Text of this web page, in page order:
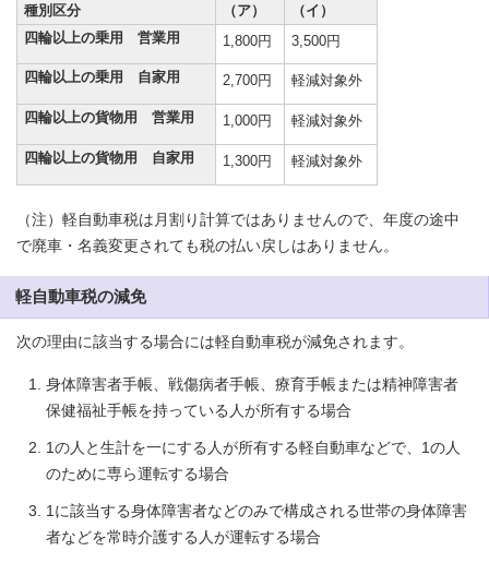
種別区分
（ア）
（イ）
四輪以上の乗用 営業用
1,800円 3,500円
四輪以上の乗用 自家用 2,700円 軽減対象外
四輪以上の貨物用 営業用 1,000円 軽減対象外
四輪以上の貨物用 自家用 1,300円 軽減対象外
（注）軽自動車税は月割り計算ではありませんので、年度の途中
で廃車・名義変更されても税の払い戻しはありません。
軽自動車税の減免
次の理由に該当する場合には軽自動車税が減免されます。
身体障害者手帳、戦傷病者手帳、療育手帳または精神障害者
保健福祉手帳を持っている人が所有する場合
1の人と生計を一にする人が所有する軽自動車などで、1の人
のために専ら運転する場合
1に該当する身体障害者などのみで構成される世帯の身体障害
者などを常時介護する人が運転する場合